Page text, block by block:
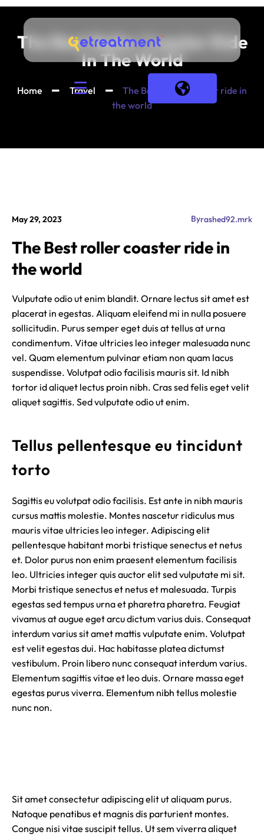
☰
The Best Roller Coaster Ride
In The World
Home Travel
The Best roller coaster ride in
the world
May 29, 2023 Byrashed92.mrk
The Best roller coaster ride in
the world
Vulputate odio ut enim blandit. Ornare lectus sit amet est
placerat in egestas. Aliquam eleifend mi in nulla posuere
sollicitudin. Purus semper eget duis at tellus at urna
condimentum. Vitae ultricies leo integer malesuada nunc
vel. Quam elementum pulvinar etiam non quam lacus
suspendisse. Volutpat odio facilisis mauris sit. Id nibh
tortor id aliquet lectus proin nibh. Cras sed felis eget velit
aliquet sagittis. Sed vulputate odio ut enim.
Tellus pellentesque eu tincidunt
torto
Sagittis eu volutpat odio facilisis. Est ante in nibh mauris
cursus mattis molestie. Montes nascetur ridiculus mus
mauris vitae ultricies leo integer. Adipiscing elit
pellentesque habitant morbi tristique senectus et netus
et. Dolor purus non enim praesent elementum facilisis
leo. Ultricies integer quis auctor elit sed vulputate mi sit.
Morbi tristique senectus et netus et malesuada. Turpis
egestas sed tempus urna et pharetra pharetra. Feugiat
vivamus at augue eget arcu dictum varius duis. Consequat
interdum varius sit amet mattis vulputate enim. Volutpat
est velit egestas dui. Hac habitasse platea dictumst
vestibulum. Proin libero nunc consequat interdum varius.
Elementum sagittis vitae et leo duis. Ornare massa eget
egestas purus viverra. Elementum nibh tellus molestie
nunc non.
Sit amet consectetur adipiscing elit ut aliquam purus.
Natoque penatibus et magnis dis parturient montes.
Congue nisi vitae suscipit tellus. Ut sem viverra aliquet